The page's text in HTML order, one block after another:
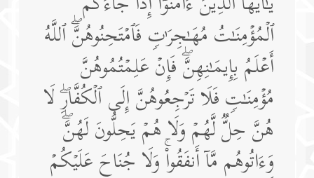
ٱلۡمُؤۡمِنَـٰتُ مُهَـٰجِرَ ٰ⁠تࣲ فَٱمۡتَحِنُوهُنَّۖ ٱللَّهُ
أَعۡلَمُ بِإِیمَـٰنِهِنَّۖ فَإِنۡ عَلِمۡتُمُوهُنَّ
مُؤۡمِنَـٰتࣲ فَلَا تَرۡجِعُوهُنَّ إِلَى ٱلۡكُفَّارِۖ لَا
هُنَّ حِلࣱّ لَّهُمۡ وَلَا هُمۡ یَحِلُّونَ لَهُنَّۖ
وَءَاتُوهُم مَّاۤ أَنفَقُوا۟ۚ وَلَا جُنَاحَ عَلَیۡكُمۡ